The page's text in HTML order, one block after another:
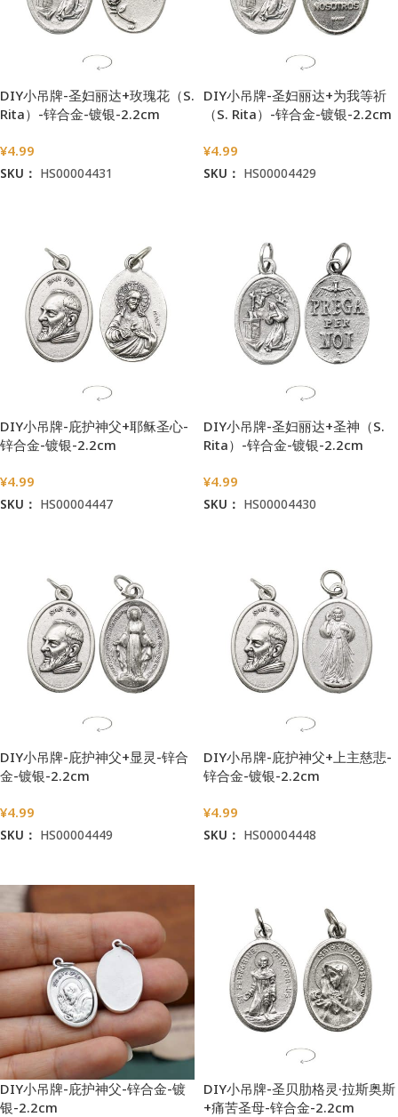
DIY小吊牌-圣妇丽达+玫瑰花（S.
Rita）-锌合金-镀银-2.2cm
¥4.99
SKU： HS00004431
DIY小吊牌-圣妇丽达+为我等祈
（S. Rita）-锌合金-镀银-2.2cm
¥4.99
SKU： HS00004429
DIY小吊牌-庇护神父+耶稣圣心-
锌合金-镀银-2.2cm
¥4.99
SKU： HS00004447
DIY小吊牌-圣妇丽达+圣神（S.
Rita）-锌合金-镀银-2.2cm
¥4.99
SKU： HS00004430
DIY小吊牌-庇护神父+显灵-锌合
金-镀银-2.2cm
¥4.99
SKU： HS00004449
DIY小吊牌-庇护神父+上主慈悲-
锌合金-镀银-2.2cm
¥4.99
SKU： HS00004448
DIY小吊牌-庇护神父-锌合金-镀
银-2.2cm
DIY小吊牌-圣贝肋格灵·拉斯奥斯
+痛苦圣母-锌合金-2.2cm